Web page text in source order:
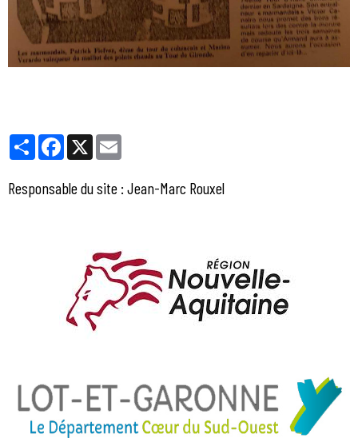
PartagerFacebook
X
Responsable du site : Jean-Marc Rouxel